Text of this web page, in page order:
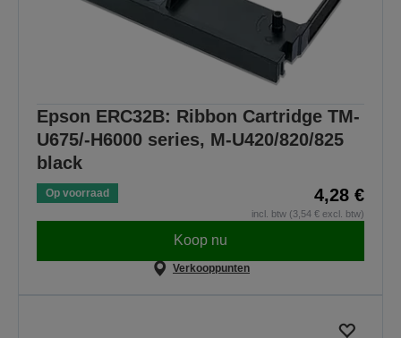
Epson ERC32B: Ribbon Cartridge TM-
U675/-H6000 series, M-U420/820/825
black
Op voorraad 4,28 €
incl. btw (3,54 € excl. btw)
Koop nu
Verkooppunten